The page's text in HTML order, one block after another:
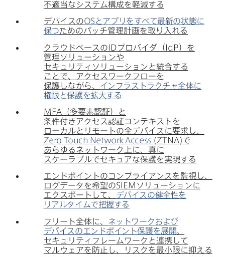
不適当な​システム構成を​軽減する
デバイスのOSと​アプリを​すべて​最新の​状態に​
保つための​パッチ管理計画を​取り入れる
クラウドベースの IDプロバイダ​（ IdP）を​
管理ソリューションや​
セキュリティソリューションと​統合する​
ことで、​アクセスワークフローを​
保護しながら、
インフラストラクチャ全体に​
権限と​保護を​拡大する
MFA （多要素認証）と​
条件付きアクセス認証コンテキストを​
ローカルと​リモートの​全デ​バイスに​要求し、
Zero Touch Network Access (ZTNA)で​
あらゆる​ネットワーク上に、​真に​
スケーラブルで​セキュアな​保護を​実現する
エンドポイントの​コンプライアンスを​監視し、​
ログデータを​希望のSIEM ソリューションに​
エクスポートして、 デバイスの​健全性を​
リアルタイムで​把握する
フリート全体に、 ネットワークおよび​
デバイスの​エンドポイント保護を​展開。​
セキュリティフレームワークと​連携して​
マルウェアを​防止し、​リスクを​最小限に​抑える